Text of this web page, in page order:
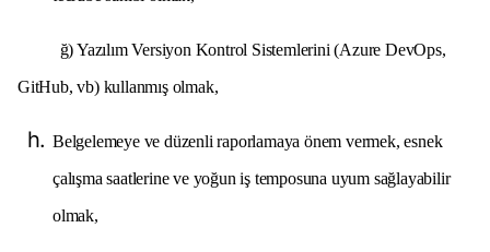
ğ) Yazılım Versiyon Kontrol Sistemlerini (Azure DevOps,
GitHub, vb) kullanmış olmak,
Belgelemeye ve düzenli raporlamaya önem vermek, esnek
çalışma saatlerine ve yoğun iş temposuna uyum sağlayabilir
olmak,